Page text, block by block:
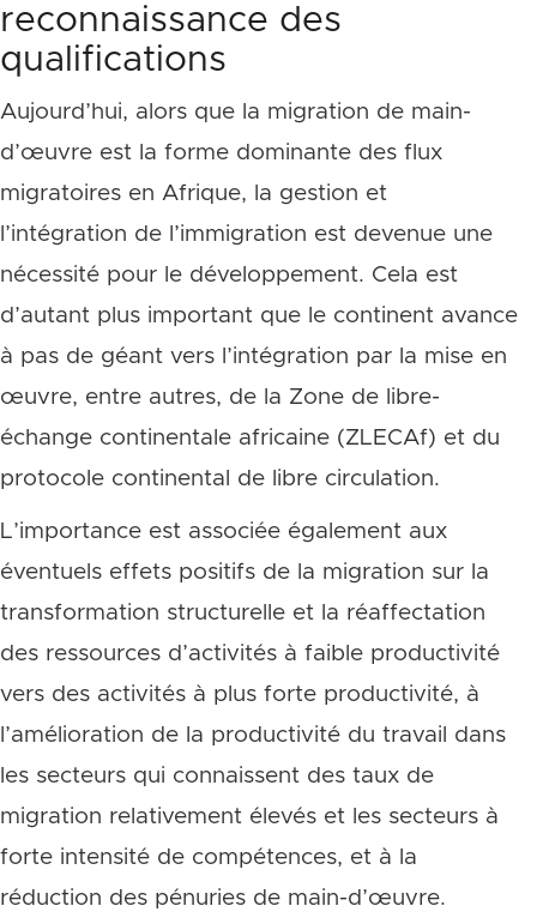
reconnaissance des
qualifications
Aujourd’hui, alors que la migration de main-
d’œuvre est la forme dominante des flux
migratoires en Afrique, la gestion et
l’intégration de l’immigration est devenue une
nécessité pour le développement. Cela est
d’autant plus important que le continent avance
à pas de géant vers l’intégration par la mise en
œuvre, entre autres, de la Zone de libre-
échange continentale africaine (ZLECAf) et du
protocole continental de libre circulation.
L’importance est associée également aux
éventuels effets positifs de la migration sur la
transformation structurelle et la réaffectation
des ressources d’activités à faible productivité
vers des activités à plus forte productivité, à
l’amélioration de la productivité du travail dans
les secteurs qui connaissent des taux de
migration relativement élevés et les secteurs à
forte intensité de compétences, et à la
réduction des pénuries de main-d’œuvre.